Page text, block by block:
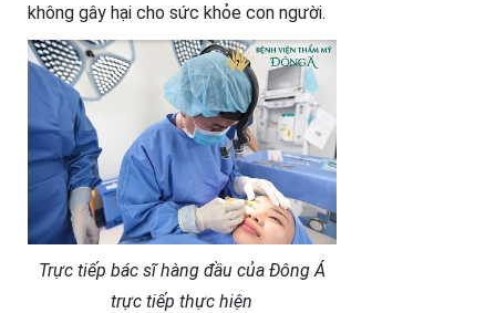
không gây hại cho sức khỏe con người.
Trực tiếp bác sĩ hàng đầu của Đông Á
trực tiếp thực hiện